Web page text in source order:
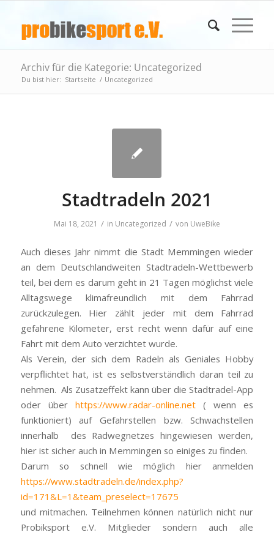
Archiv für die Kategorie: Uncategorized
Du bist hier: Startseite / Uncategorized
Stadtradeln 2021
Mai 18, 2021 / in Uncategorized / von UweBike
Auch dieses Jahr nimmt die Stadt Memmingen wieder
an dem Deutschlandweiten Stadtradeln-Wettbewerb
teil, bei dem es darum geht in 21 Tagen möglichst viele
Alltagswege klimafreundlich mit dem Fahrrad
zurückzulegen. Hier zählt jeder mit dem Fahrrad
gefahrene Kilometer, erst recht wenn dafür auf eine
Fahrt mit dem Auto verzichtet wurde.
Als Verein, der sich dem Radeln als Geniales Hobby
verpflichtet hat, ist es selbstverständlich daran teil zu
nehmen. Als Zusatzeffekt kann über die Stadtradel-App
oder über https://www.radar-online.net( wenn es
funktioniert) auf Gefahrstellen bzw. Schwachstellen
innerhalb des Radwegnetzes hingewiesen werden,
hier ist sicher auch in Memmingen so einiges zu finden.
Darum so schnell wie möglich hier anmelden
https://www.stadtradeln.de/index.php?
id=171&L=1&team_preselect=17675
und mitmachen. Teilnehmen können natürlich nicht nur
Probiksport e.V. Mitglieder sondern auch alle